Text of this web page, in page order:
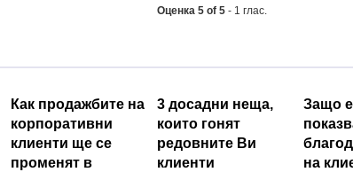
Оценка 5 of 5 - 1 глас.
Как продажбите на
корпоративни
клиенти ще се
променят в
3 досадни неща,
които гонят
редовните Ви
клиенти
Защо
на